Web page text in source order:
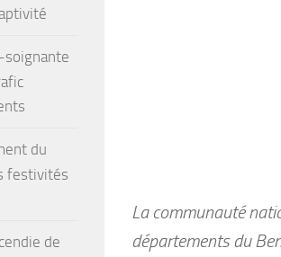
La communauté
départements du
soignante
du
festivités
de